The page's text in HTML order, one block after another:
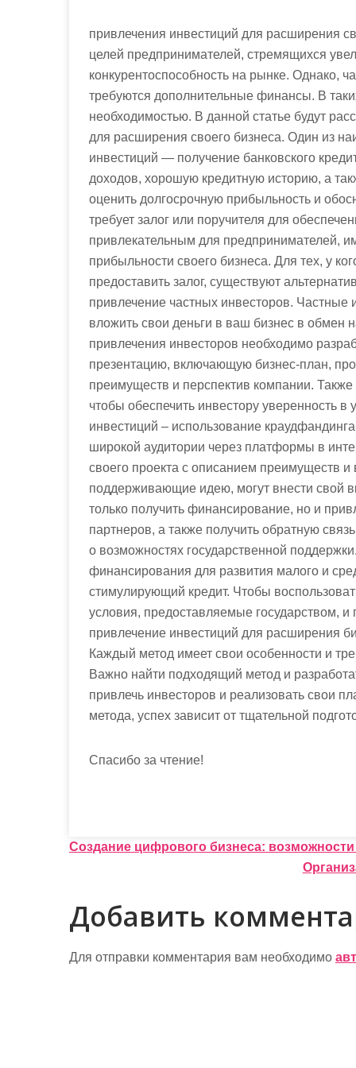
привлечения инвестиций для расширения
целей предпринимателей, стремящихся
конкурентоспособность на рынке. Однако,
требуются дополнительные финансы. В
необходимостью. В данной статье будут
для расширения своего бизнеса. Один из
инвестиций — получение банковского
доходов, хорошую кредитную историю, а
оценить долгосрочную прибыльность и
требует залог или поручителя для
привлекательным для предпринимателей,
прибыльности своего бизнеса. Для тех, у
предоставить залог, существуют
привлечение частных инвесторов. Частные
вложить свои деньги в ваш бизнес в
привлечения инвесторов необходимо
презентацию, включающую бизнес-план,
преимуществ и перспектив компании.
чтобы обеспечить инвестору уверенность
инвестиций – использование
широкой аудитории через платформы в
своего проекта с описанием преимуществ
поддерживающие идею, могут внести свой
только получить финансирование, но и
партнеров, а также получить обратную
о возможностях государственной
финансирования для развития малого и
стимулирующий кредит. Чтобы
условия, предоставляемые государством,
привлечение инвестиций для расширения
Каждый метод имеет свои особенности и
Важно найти подходящий метод и
привлечь инвесторов и реализовать свои
метода, успех зависит от тщательной
Спасибо за чтение!
Н
в
и
г
Создание цифрового бизнеса:
Добавить
Для отправки комментария вам необходимо